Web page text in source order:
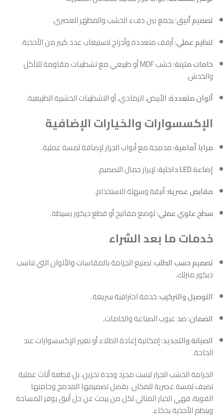
تصميم أنيق: يجمع بين دفء الخشب والمظهر العصري.
تنظيم عملي: أرفف متعددة وأدراج لاستيعاب عدد كبير من الأحذية.
خامات متينة
: خشب MDF أو طبيعي مع تشطيبات مقاومة للتآكل
والخدش.
ألوان متعددة: الأبيض، الرمادي، أو التشطيبات الخشبية الطبيعية.
الإكسسوارات والخيارات الإضافية
مرايا أمامية: مدمجة مع أبواب الجرار لإضافة لمسة عملية.
إضاءة LED داخلية
: لإبراز جمال التصميم.
مقابض عصرية: أنيقة وسهلة الاستخدام.
سطح علوي عملي: لوضع مفاتيح أو قطع ديكور بسيطة.
خدمات ما بعد الشراء
تصميم حسب الطلب: تصنيع الجزامة بالمقاسات والألوان التي تناسب
ديكور منزلك.
التوصيل والتركيب: خدمة احترافية سريعة.
الضمان: ضد عيوب الصناعة والخامات.
الصيانة والتجديد: إمكانية إعادة الطلاء أو تغيير الإكسسوارات عند
الحاجة.
الجزامة الخشب الجرار ليست مجرد وحدة تخزين، بل قطعة أثاث عملية
تضيف لمسة عصرية للمكان. بفضل تصميمها المدمج وخامتها
القوية، فهي الخيار المثالي لكل من يبحث عن حل أنيق يوفر المساحة
وينظم الأحذية بذكاء.